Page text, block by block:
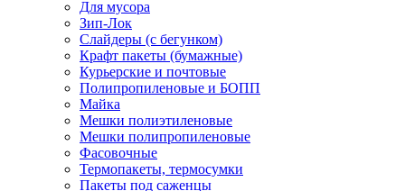
Для мусора
Зип-Лок
Слайдеры (с бегунком)
Крафт пакеты (бумажные)
Курьерские и почтовые
Полипропиленовые и БОПП
Майка
Мешки полиэтиленовые
Мешки полипропиленовые
Фасовочные
Термопакеты, термосумки
Пакеты под саженцы